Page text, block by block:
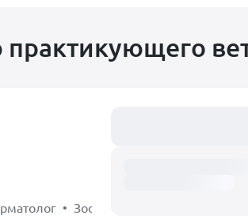
• Зоопсихолог • Хирург